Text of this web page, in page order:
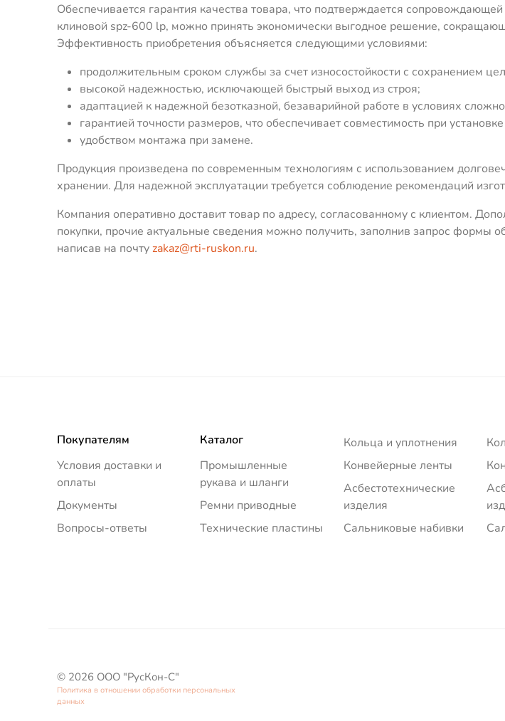
Обеспечивается гарантия качества товара, что подтверждается
клиновой spz-600 lp, можно принять экономически выгодное решение,
Эффективность приобретения объясняется следующими условиями:
продолжительным сроком службы за счет износостойкости с сохранением
высокой надежностью, исключающей быстрый выход из строя;
адаптацией к надежной безотказной, безаварийной работе в условиях
гарантией точности размеров, что обеспечивает совместимость при
удобством монтажа при замене.
Продукция произведена по современным технологиям с использованием
хранении. Для надежной эксплуатации требуется соблюдение рекомендаций
Компания оперативно доставит товар по адресу, согласованному с клиентом.
покупки, прочие актуальные сведения можно получить, заполнив запрос формы
написав на почтуzakaz@rti-ruskon.ru.
Покупателям
Условия доставки и
оплаты
Документы
Вопросы-ответы
Каталог
Промышленные
рукава и шланги
Ремни приводные
Технические пластины
Кольца и уплотнения
Конвейерные ленты
Асбестотехнические
изделия
Сальниковые набивки
© 2026 ООО "РусКон-С"
Политика в отношении обработки персональных
данных